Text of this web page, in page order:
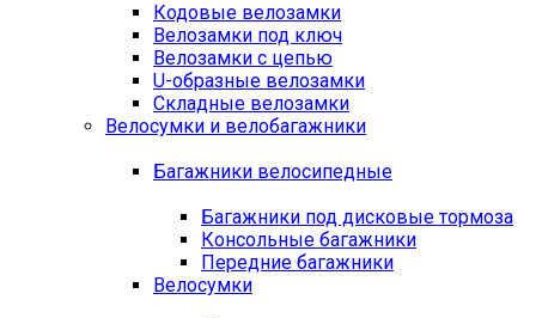
Кодовые велозамки
Велозамки под ключ
Велозамки с цепью
U-образные велозамки
Складные велозамки
Велосумки и велобагажники
Багажники велосипедные
Багажники под дисковые тормоза
Консольные багажники
Передние багажники
Велосумки